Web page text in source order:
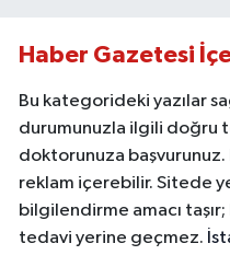
Haber Gazetesi
Bu kategorideki yazılar
durumunuzla ilgili doğru
doktorunuza
reklam içerebilir. Sitede
bilgilendirme amacı
tedavi yerine geçmez.